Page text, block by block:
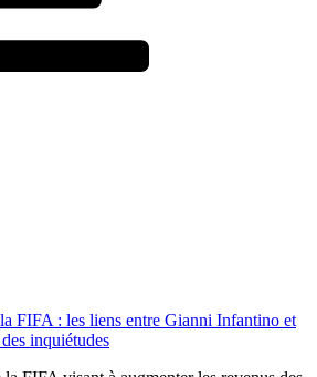
FIFA : les liens entre Gianni Infantino et
inquiétudes